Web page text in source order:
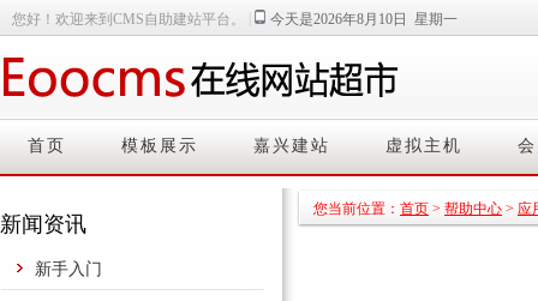
您好！欢迎来到CMS自助建站平台。 今天是2026年8月10日 星期一
首页 模板展示 嘉兴建站 虚拟主机
新闻资讯
新手入门
您当前位置： 首页 > 帮助中心 > 应